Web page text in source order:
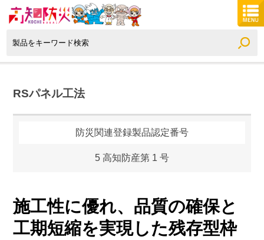
RSパネル工法
防災関連登録製品認定番号
5 高知防産第 1 号
施工性に優れ、品質の確保と
工期短縮を実現した残存型枠